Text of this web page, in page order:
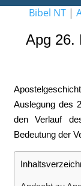
Bibel NT |
Apg 26.
Auslegung des
den Verlauf
Bedeutung der